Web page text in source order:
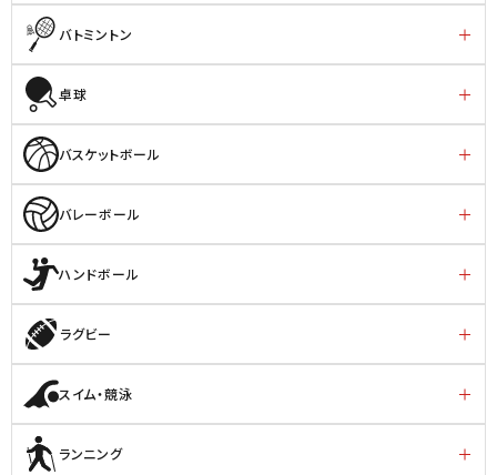
バトミントン
卓球
バスケットボール
バレーボール
ハンドボール
ラグビー
スイム・競泳
ランニング